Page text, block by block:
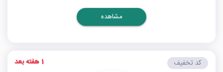
مشاهده
کد تخفیف 1 هفته بعد